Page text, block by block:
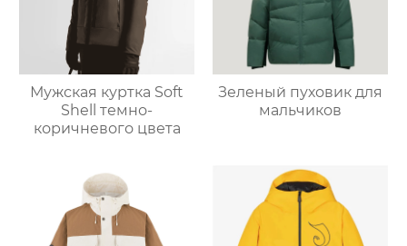
Мужская куртка Soft
Shell темно-
коричневого цвета
Зеленый пуховик для
мальчиков